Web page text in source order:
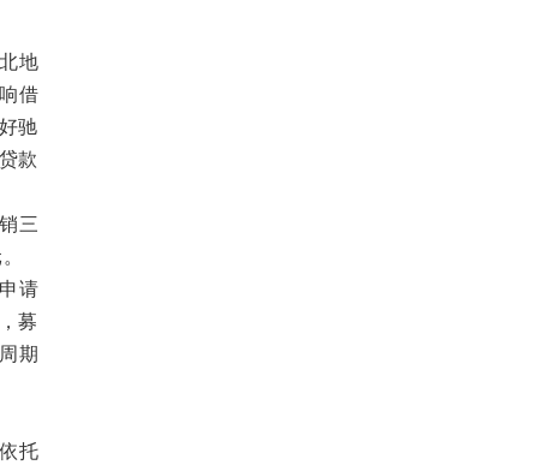
地
借
驰
款
三
请
募
期
托